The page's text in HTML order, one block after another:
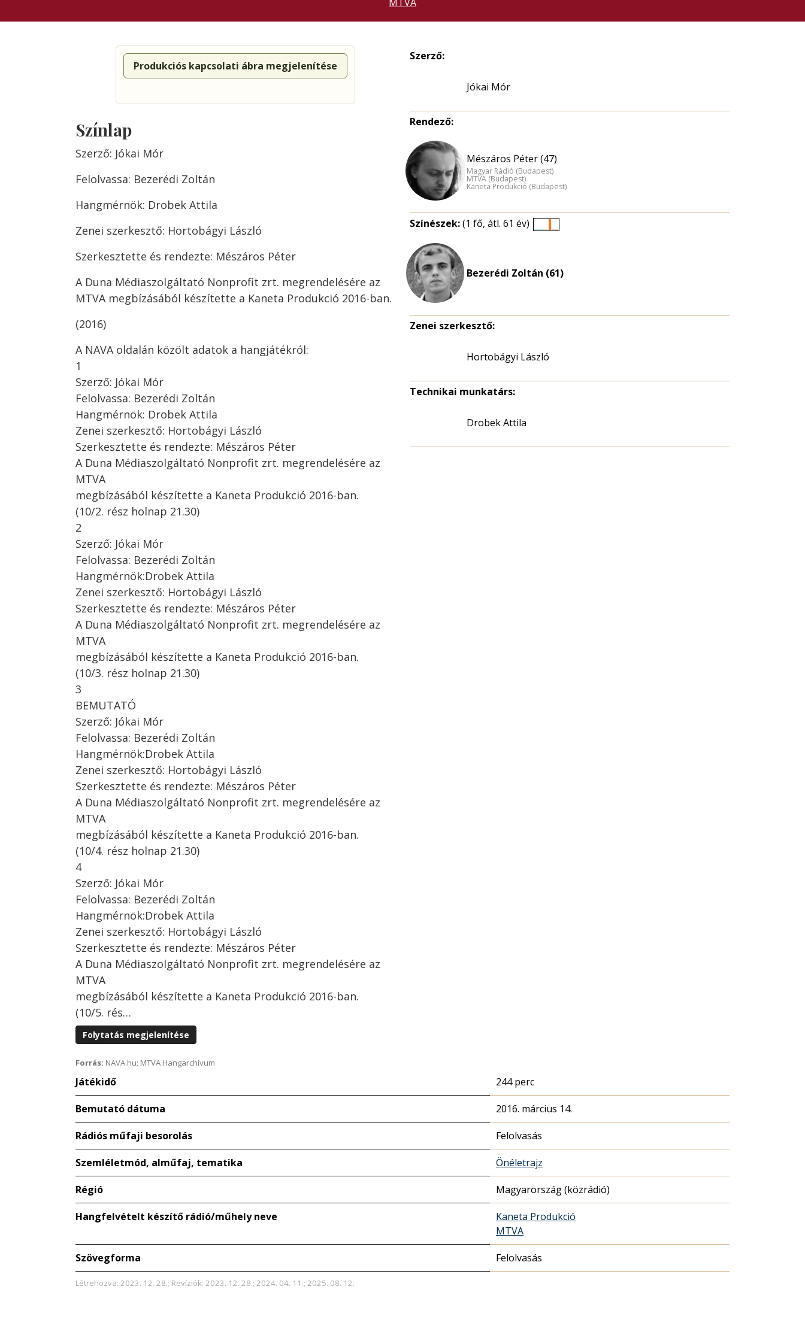
Produkciós kapcsolati ábra megjelenítése
Színlap
Szerző: Jókai Mór
Felolvassa: Bezerédi Zoltán
Hangmérnök: Drobek Attila
Zenei szerkesztő: Hortobágyi László
Szerkesztette és rendezte: Mészáros Péter
A Duna Médiaszolgáltató Nonprofit zrt. megrendelésére az
MTVA megbízásából készítette a Kaneta Produkció 2016-ban.
(2016)
A NAVA oldalán közölt adatok a hangjátékról:
1
Szerző: Jókai Mór
Felolvassa: Bezerédi Zoltán
Hangmérnök: Drobek Attila
Zenei szerkesztő: Hortobágyi László
Szerkesztette és rendezte: Mészáros Péter
A Duna Médiaszolgáltató Nonprofit zrt. megrendelésére az
MTVA
megbízásából készítette a Kaneta Produkció 2016-ban.
(10/2. rész holnap 21.30)
2
Szerző: Jókai Mór
Felolvassa: Bezerédi Zoltán
Hangmérnök:Drobek Attila
Zenei szerkesztő: Hortobágyi László
Szerkesztette és rendezte: Mészáros Péter
A Duna Médiaszolgáltató Nonprofit zrt. megrendelésére az
MTVA
megbízásából készítette a Kaneta Produkció 2016-ban.
(10/3. rész holnap 21.30)
3
BEMUTATÓ
Szerző: Jókai Mór
Felolvassa: Bezerédi Zoltán
Hangmérnök:Drobek Attila
Zenei szerkesztő: Hortobágyi László
Szerkesztette és rendezte: Mészáros Péter
A Duna Médiaszolgáltató Nonprofit zrt. megrendelésére az
MTVA
megbízásából készítette a Kaneta Produkció 2016-ban.
(10/4. rész holnap 21.30)
4
Szerző: Jókai Mór
Felolvassa: Bezerédi Zoltán
Hangmérnök:Drobek Attila
Zenei szerkesztő: Hortobágyi László
Szerkesztette és rendezte: Mészáros Péter
A Duna Médiaszolgáltató Nonprofit zrt. megrendelésére az
MTVA
megbízásából készítette a Kaneta Produkció 2016-ban.
(10/5. rés…
Folytatás megjelenítése
Forrás: NAVA.hu; MTVA Hangarchívum
Szerző:
Jókai Mór
Rendező:
Mészáros Péter (47)
Magyar Rádió (Budapest)
MTVA (Budapest)
Kaneta Produkció (Budapest)
Színészek:(1 fő, átl. 61 év)
Bezerédi Zoltán (61)
Zenei szerkesztő:
Hortobágyi László
Technikai munkatárs:
Drobek Attila
Játékidő 244 perc
Bemutató dátuma 2016. március 14.
Rádiós műfaji besorolás Felolvasás
Szemléletmód, alműfaj, tematika Önéletrajz
Régió Magyarország (közrádió)
Hangfelvételt készítő rádió/műhely neve
Kaneta Produkció
MTVA
Szövegforma Felolvasás
Létrehozva: 2023. 12. 28.; Revíziók: 2023. 12. 28.; 2024. 04. 11.; 2025. 08. 12.